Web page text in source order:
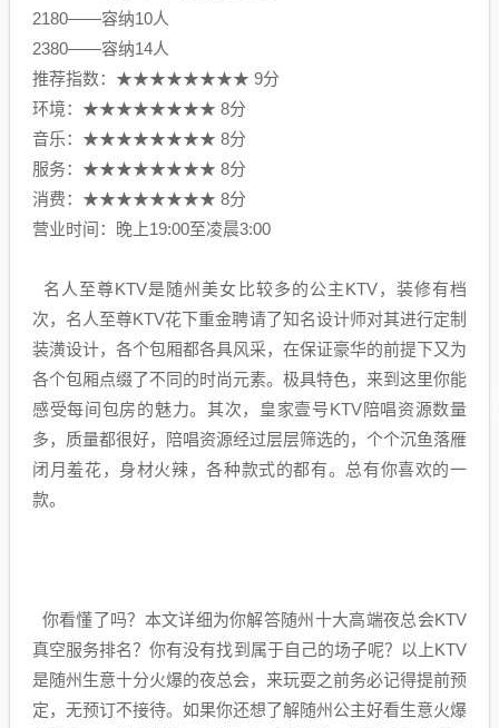
2180——容纳10人
2380——容纳14人
推荐指数：★★★★★★★★ 9分
环境：★★★★★★★★ 8分
音乐：★★★★★★★★ 8分
服务：★★★★★★★★ 8分
消费：★★★★★★★★ 8分
营业时间：晚上19:00至凌晨3:00
名人至尊KTV是随州美女比较多的公主KTV，装修有档
次，名人至尊KTV花下重金聘请了知名设计师对其进行定制
装潢设计，各个包厢都各具风采，在保证豪华的前提下又为
各个包厢点缀了不同的时尚元素。极具特色，来到这里你能
感受每间包房的魅力。其次，皇家壹号KTV陪唱资源数量
多，质量都很好，陪唱资源经过层层筛选的，个个沉鱼落雁
闭月羞花，身材火辣，各种款式的都有。总有你喜欢的一
款。
你看懂了吗？本文详细为你解答随州十大高端夜总会KTV
真空服务排名？你有没有找到属于自己的场子呢？以上KTV
是随州生意十分火爆的夜总会，来玩耍之前务必记得提前预
定，无预订不接待。如果你还想了解随州公主好看生意火爆